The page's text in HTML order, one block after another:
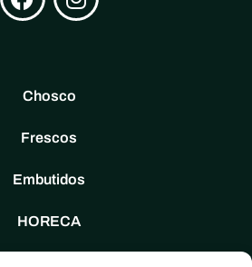
Chosco
Frescos
Embutidos
HORECA